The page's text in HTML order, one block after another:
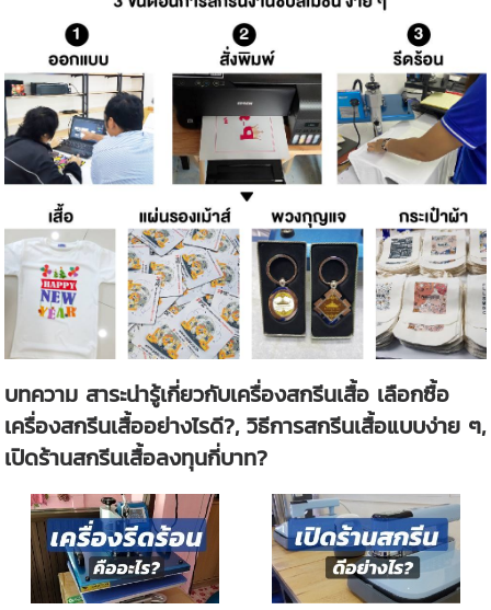
บทความ สาระน่ารู้เกี่ยวกับเครื่องสกรีนเสื้อ เลือกซื้อ
เครื่องสกรีนเสื้ออย่างไรดี?, วิธีการสกรีนเสื้อแบบง่าย ๆ,
เปิดร้านสกรีนเสื้อลงทุนกี่บาท?